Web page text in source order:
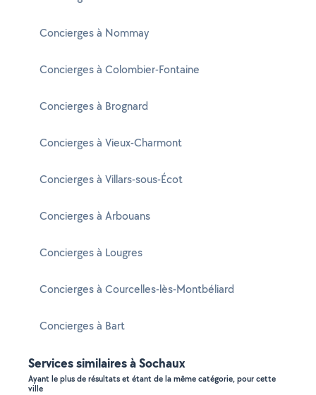
Concierges à Nommay
Concierges à Colombier-Fontaine
Concierges à Brognard
Concierges à Vieux-Charmont
Concierges à Villars-sous-Écot
Concierges à Arbouans
Concierges à Lougres
Concierges à Courcelles-lès-Montbéliard
Concierges à Bart
Services similaires à Sochaux
Ayant le plus de résultats et étant de la même catégorie, pour cette
ville